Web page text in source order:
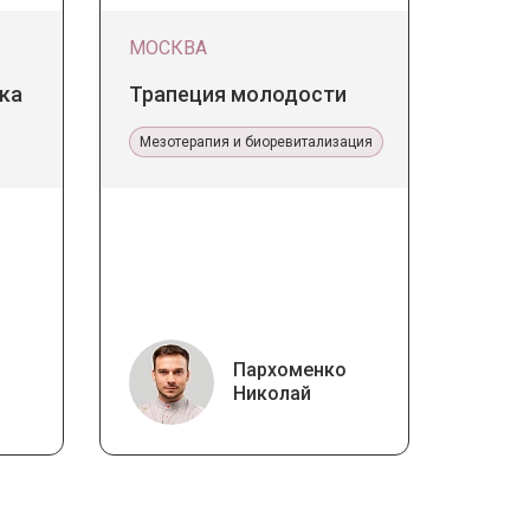
МОСКВА
Трапеция молодости
Мезотерапия и биоревитализация
Пархоменко
Николай